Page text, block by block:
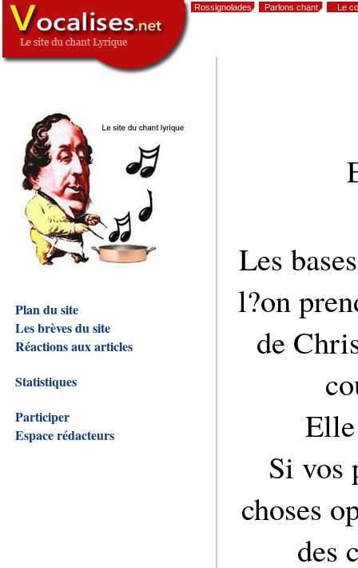
Rossignolades Parlons chant Le
Plan du site
Les brèves du site
Réactions aux articles
Statistiques
Participer
Espace rédacteurs
Les
l?on
de
Si vos
choses
des